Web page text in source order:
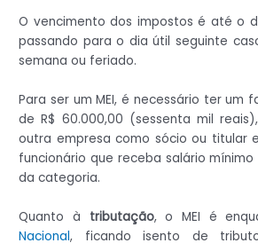
O vencimento dos impostos é até o
passando para o dia útil seguinte
semana ou feriado.
Para ser um MEI, é necessário ter um
de R$ 60.000,00 (sessenta mil
outra empresa como sócio ou titular
funcionário que receba salário
da categoria.
Quanto à tributação, o MEI é
Nacional, ficando isento de